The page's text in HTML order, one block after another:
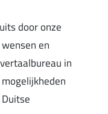
door onze
en
in